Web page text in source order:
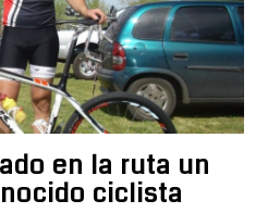
en la ruta un
ciclista